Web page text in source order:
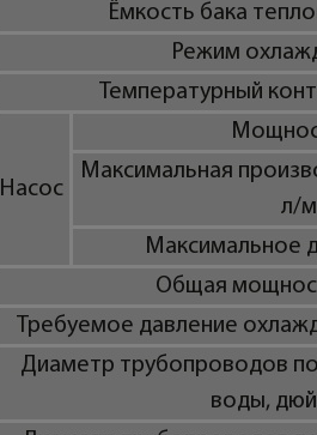
Ёмкость бака
Режим
Температурный
Насос
Максимальная
л/
Максимальное
Общая
Требуемое давление
Диаметр трубопроводов
воды,